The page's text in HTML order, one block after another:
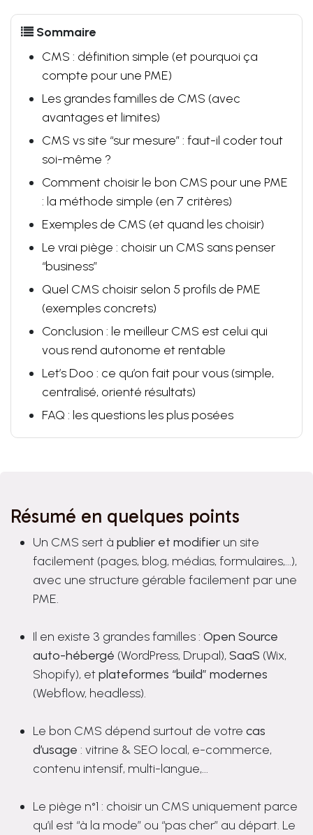
Sommaire
CMS : définition simple (et pourquoi ça
compte pour une PME)
Les grandes familles de CMS (avec
avantages et limites)
CMS vs site “sur mesure” : faut-il coder tout
soi-même ?
Comment choisir le bon CMS pour une PME
: la méthode simple (en 7 critères)
Exemples de CMS (et quand les choisir)
Le vrai piège : choisir un CMS sans penser
“business”
Quel CMS choisir selon 5 profils de PME
(exemples concrets)
Conclusion : le meilleur CMS est celui qui
vous rend autonome et rentable
Let’s Doo : ce qu’on fait pour vous (simple,
centralisé, orienté résultats)
FAQ : les questions les plus posées
Résumé en quelques points
Un CMS sert à publier et modifier un site
facilement (pages, blog, médias, formulaires,...),
avec une structure gérable facilement par une
PME.
Il en existe 3 grandes familles : Open Source
auto-hébergé (WordPress, Drupal), SaaS (Wix,
Shopify), etplateformes “build” modernes
(Webflow, headless).
Le bon CMS dépend surtout de votre cas
d’usage : vitrine & SEO local, e-commerce,
contenu intensif, multi-langue,...
Le piège n°1 : choisir un CMS uniquement parce
qu’il est “à la mode” ou “pas cher” au départ. Le